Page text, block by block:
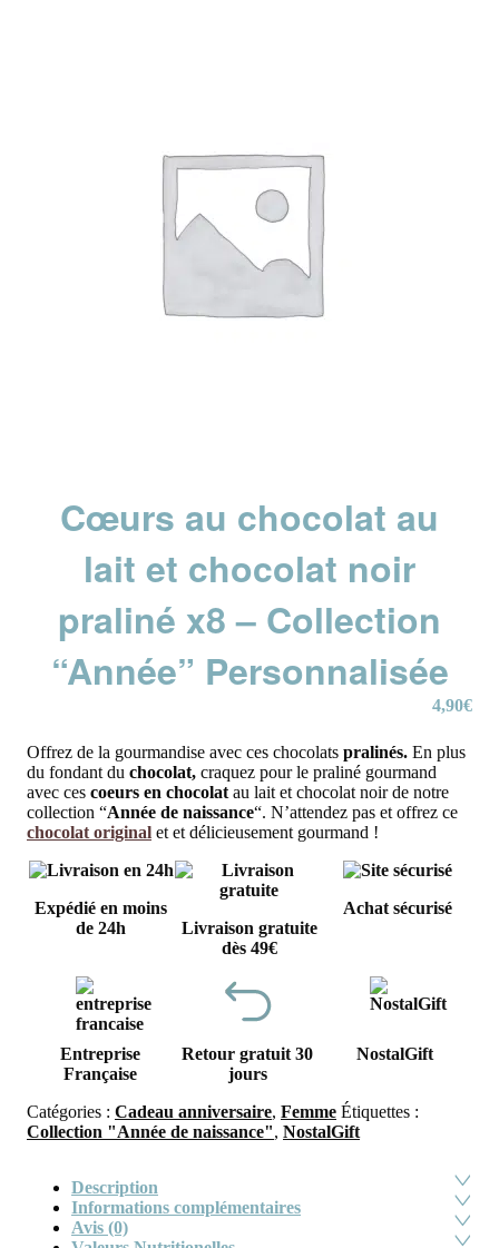
Cœurs au chocolat au
lait et chocolat noir
praliné x8 – Collection
“Année” Personnalisée
4,90€
Offrez de la gourmandise avec ces chocolats pralinés. En plus
du fondant du chocolat, craquez pour le praliné gourmand
avec ces coeurs en chocolat au lait et chocolat noir de notre
collection “Année de naissance“. N’attendez pas et offrez ce
chocolat original et et délicieusement gourmand !
Expédié en moins
de 24h
Livraison gratuite
dès 49€
Achat sécurisé
Entreprise
Française
Retour gratuit 30
jours
NostalGift
Catégories : Cadeau anniversaire, Femme Étiquettes :
Collection "Année de naissance", NostalGift
Description
Informations complémentaires
Avis (0)